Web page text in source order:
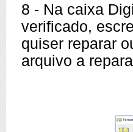
8 - Na caixa
verificado,
quiser reparar
arquivo a